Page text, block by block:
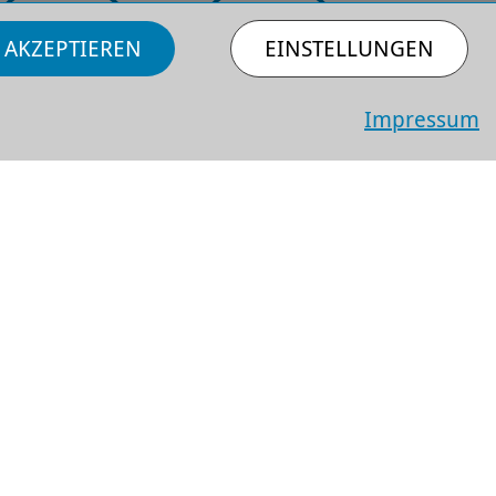
EINSTELLUNGEN
Impressum